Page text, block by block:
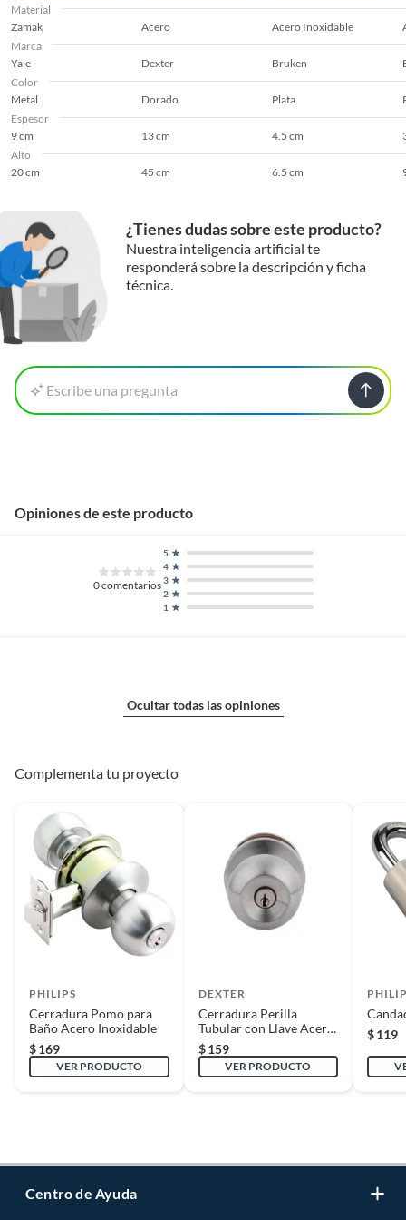
Garantía 3 Años
Marca
Material Metal
Tipo pestillo Cerradura
Material
Zamak
Acero Acero Inoxidable
Marca
Yale
Dexter Bruken
Color
Metal
Dorado Plata
Espesor
9 cm
13 cm 4.5 cm
Alto
20 cm
45 cm 6.5 cm
¿Tienes dudas sobre este producto?
Nuestra inteligencia artificial te
responderá sobre la descripción y ficha
técnica.
Escribe una pregunta
Opiniones de este producto
0comentarios
1
2
3
4
5
Ocultar todas las opiniones
Complementa tu proyecto
PHILIPS
Cerradura Pomo para
Baño Acero Inoxidable
$169
VER PRODUCTO
DEXTER
Cerradura Perilla
Tubular con Llave Acero
Inox.B. Pack
$ 159
VER PRODUCTO
$119
Centro de Ayuda